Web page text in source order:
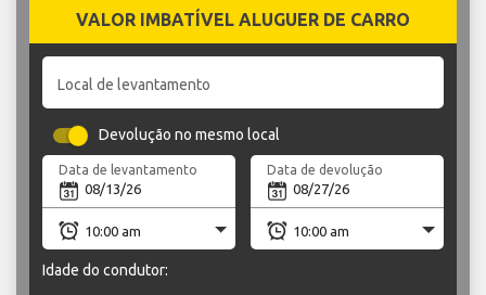
VALOR IMBATÍVEL ALUGUER DE CARRO
Local de levantamento
Devolução no mesmo local
Data de levantamento Data de devolução
Idade do condutor: